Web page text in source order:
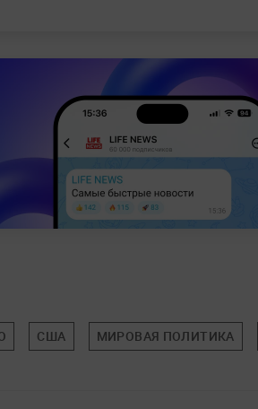
США МИРОВАЯ ПОЛИТИКА